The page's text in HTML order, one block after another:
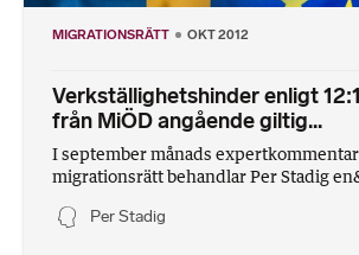
MIGRATIONSRÄTT OKT 2012
Verkställighetshinder enligt
från MiÖD angående giltig...
I september månads
migrationsrätt behandlar Per Stadig
Per Stadig